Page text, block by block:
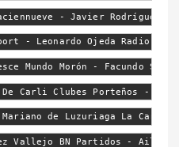
- Javier Rodríguez
- Leonardo Ojeda Radio
Mundo Morón - Facundo
Carli Clubes Porteños -
Mariano de Luzuriaga La
Vallejo BN Partidos - Ailen